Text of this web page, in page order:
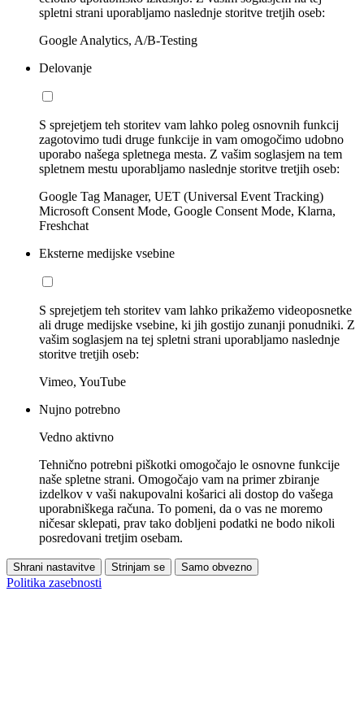
spletni strani uporabljamo naslednje storitve tretjih oseb:
Google Analytics, A/B-Testing
Delovanje
S sprejetjem teh storitev vam lahko poleg osnovnih funkcij
zagotovimo tudi druge funkcije in vam omogočimo udobno
uporabo našega spletnega mesta. Z vašim soglasjem na tem
spletnem mestu uporabljamo naslednje storitve tretjih oseb:
Google Tag Manager, UET (Universal Event Tracking)
Microsoft Consent Mode, Google Consent Mode, Klarna,
Freshchat
Eksterne medijske vsebine
S sprejetjem teh storitev vam lahko prikažemo videoposnetke
ali druge medijske vsebine, ki jih gostijo zunanji ponudniki. Z
vašim soglasjem na tej spletni strani uporabljamo naslednje
storitve tretjih oseb:
Vimeo, YouTube
Nujno potrebno
Vedno aktivno
Tehnično potrebni piškotki omogočajo le osnovne funkcije
naše spletne strani. Omogočajo vam na primer zbiranje
izdelkov v vaši nakupovalni košarici ali dostop do vašega
uporabniškega računa. To pomeni, da o vas ne moremo
ničesar sklepati, prav tako dobljeni podatki ne bodo nikoli
posredovani tretjim osebam.
Shrani nastavitve Strinjam se Samo obvezno
Politika zasebnosti